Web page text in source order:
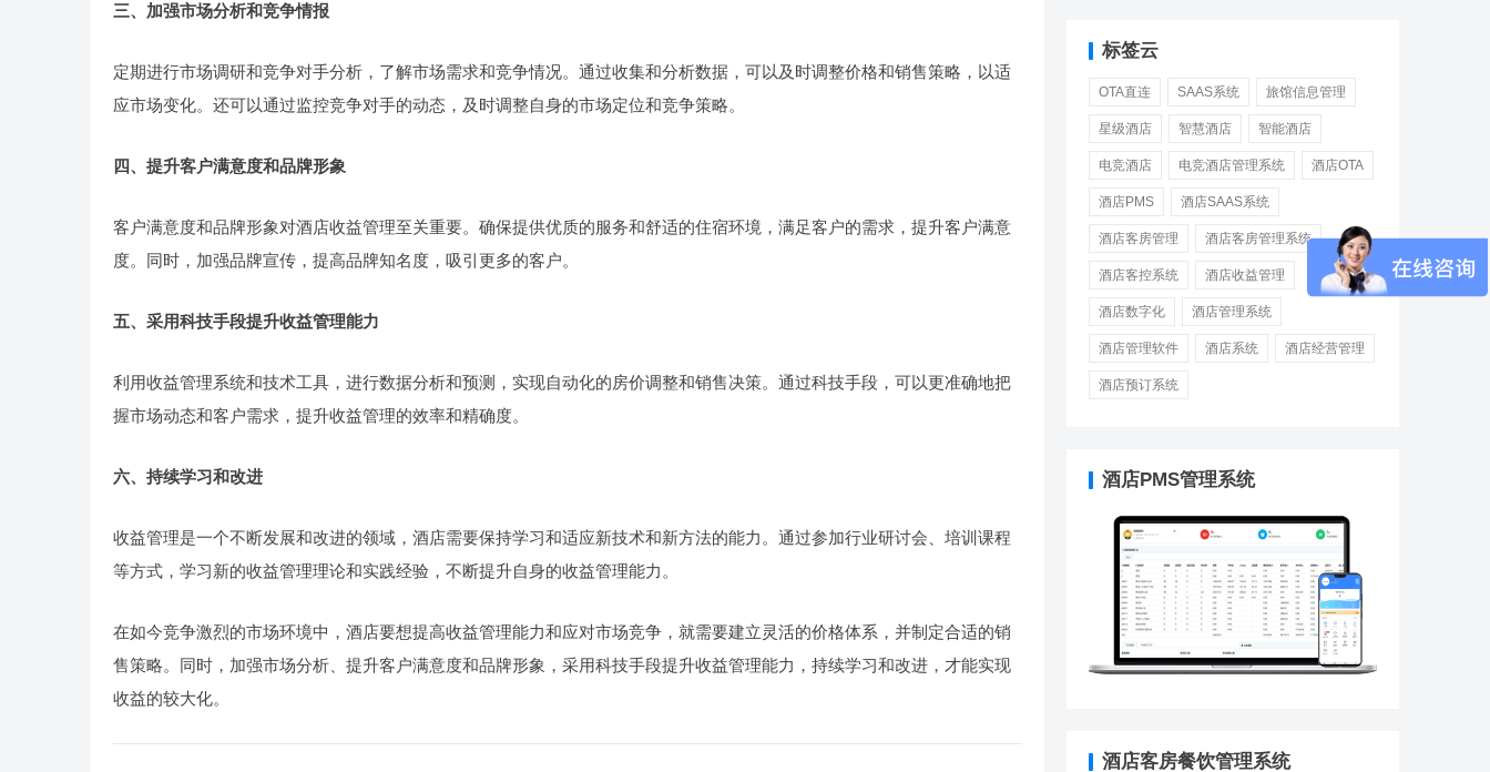
三、加强市场分析和竞争情报
定期进行市场调研和竞争对手分析，了解市场需求和竞争情况。通过收集和分析数据，可以及时调整价格和销售策略，以适
应市场变化。还可以通过监控竞争对手的动态，及时调整自身的市场定位和竞争策略。
四、提升客户满意度和品牌形象
客户满意度和品牌形象对酒店收益管理至关重要。确保提供优质的服务和舒适的住宿环境，满足客户的需求，提升客户满意
度。同时，加强品牌宣传，提高品牌知名度，吸引更多的客户。
五、采用科技手段提升收益管理能力
利用收益管理系统和技术工具，进行数据分析和预测，实现自动化的房价调整和销售决策。通过科技手段，可以更准确地把
握市场动态和客户需求，提升收益管理的效率和精确度。
六、持续学习和改进
收益管理是一个不断发展和改进的领域，酒店需要保持学习和适应新技术和新方法的能力。通过参加行业研讨会、培训课程
等方式，学习新的收益管理理论和实践经验，不断提升自身的收益管理能力。
在如今竞争激烈的市场环境中，酒店要想提高收益管理能力和应对市场竞争，就需要建立灵活的价格体系，并制定合适的销
售策略。同时，加强市场分析、提升客户满意度和品牌形象，采用科技手段提升收益管理能力，持续学习和改进，才能实现
收益的较大化。
标签云
OTA直连 SAAS系统 旅馆信息管理
星级酒店 智慧酒店 智能酒店
电竞酒店 电竞酒店管理系统 酒店OTA
酒店PMS 酒店SAAS系统
酒店客房管理 酒店客房管理系统
酒店客控系统 酒店收益管理
酒店数字化 酒店管理系统
酒店管理软件 酒店系统 酒店经营管理
酒店预订系统
酒店PMS管理系统
酒店客房餐饮管理系统